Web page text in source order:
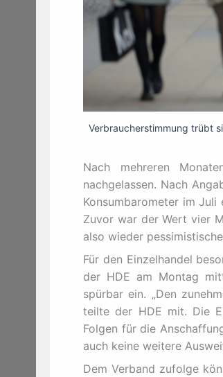
Verbraucherstimmung trübt
Nach mehreren
nachgelassen. Nach
Konsumbarometer im Juli
Zuvor war der Wert vier
also wieder
Für den Einzelhandel
der HDE am Montag
spürbar ein. „Den
teilte der HDE mit. Die
Folgen für die
auch keine weitere
Dem Verband zufolge